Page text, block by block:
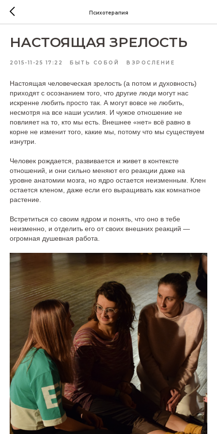
Психотерапия
НАСТОЯЩАЯ ЗРЕЛОСТЬ
2015-11-25 17:22 БЫТЬ СОБОЙ ВЗРОСЛЕНИЕ
Настоящая человеческая зрелость (а потом и духовность)
приходят с осознанием того, что другие люди могут нас
искренне любить просто так. А могут вовсе не любить,
несмотря на все наши усилия. И чужое отношение не
повлияет на то, кто мы есть. Внешнее «нет» всё равно в
корне не изменит того, какие мы, потому что мы существуем
изнутри.
Человек рождается, развивается и живет в контексте
отношений, и они сильно меняют его реакции даже на
уровне анатомии мозга, но ядро остается неизменным. Клен
остается кленом, даже если его выращивать как комнатное
растение.
Встретиться со своим ядром и понять, что оно в тебе
неизменно, и отделить его от своих внешних реакций —
огромная душевная работа.